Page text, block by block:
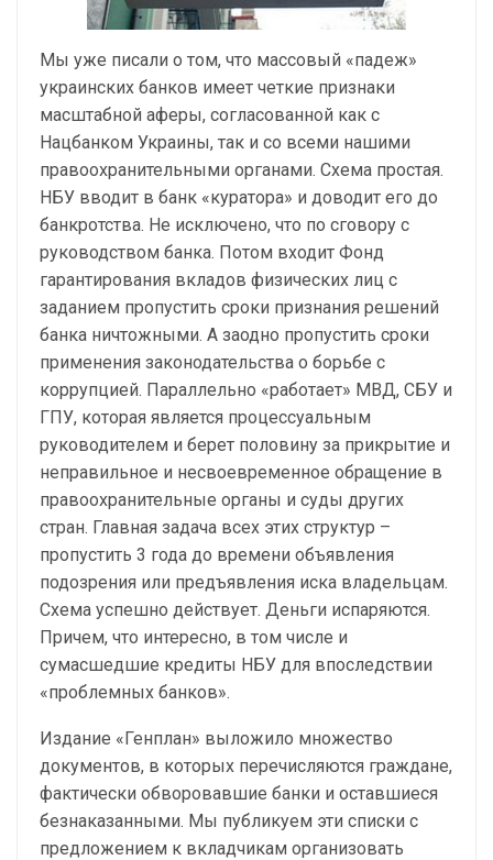
Мы уже писали о том, что массовый «падеж»
украинских банков имеет четкие признаки
масштабной аферы, согласованной как с
Нацбанком Украины, так и со всеми нашими
правоохранительными органами. Схема простая.
НБУ вводит в банк «куратора» и доводит его до
банкротства. Не исключено, что по сговору с
руководством банка. Потом входит Фонд
гарантирования вкладов физических лиц с
заданием пропустить сроки признания решений
банка ничтожными. А заодно пропустить сроки
применения законодательства о борьбе с
коррупцией. Параллельно «работает» МВД, СБУ и
ГПУ, которая является процессуальным
руководителем и берет половину за прикрытие и
неправильное и несвоевременное обращение в
правоохранительные органы и суды других
стран. Главная задача всех этих структур –
пропустить 3 года до времени объявления
подозрения или предъявления иска владельцам.
Схема успешно действует. Деньги испаряются.
Причем, что интересно, в том числе и
сумасшедшие кредиты НБУ для впоследствии
«проблемных банков».
Издание «Генплан» выложило множество
документов, в которых перечисляются граждане,
фактически обворовавшие банки и оставшиеся
безнаказанными. Мы публикуем эти списки с
предложением к вкладчикам организовать